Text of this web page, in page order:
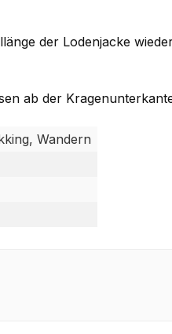
der Lodenjacke
ab der
Wandern